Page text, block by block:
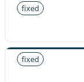
fixed
fixed